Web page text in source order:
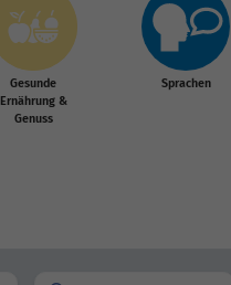
Gesunde
Ernährung &
Genuss
Sprachen